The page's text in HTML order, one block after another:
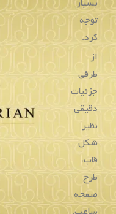
خرید
از
این
برند
بسیار
منطقی
باشد.
این
برند
یکی
از
مطرح